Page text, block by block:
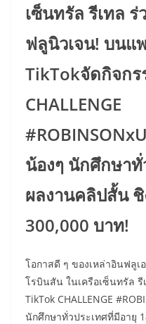
เซ็นทรัล รีเทล
ฟลูนิวเจน! บน
TikTokจัดกิจก
CHALLENGE
น้องๆ นักศึกษาทั่
ผลงานคลิปสั้น ชิ
300,000 บาท!
โอกาสดี ๆ ของเหล่าอินฟลู
โรบินสัน ในเครือเซ็นทรัล
TikTok CHALLENGE
นักศึกษาทั่วประเทศที่มีอายุ